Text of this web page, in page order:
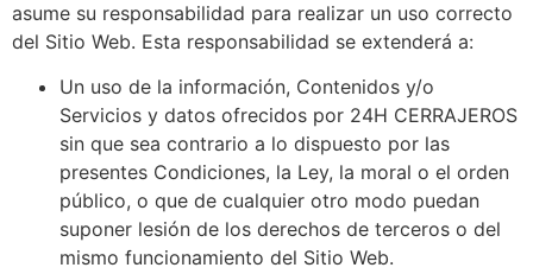
asume su responsabilidad para realizar un uso correcto
del Sitio Web. Esta responsabilidad se extenderá a:
Un uso de la información, Contenidos y/o
Servicios y datos ofrecidos por 24H CERRAJEROS
sin que sea contrario a lo dispuesto por las
presentes Condiciones, la Ley, la moral o el orden
público, o que de cualquier otro modo puedan
suponer lesión de los derechos de terceros o del
mismo funcionamiento del Sitio Web.